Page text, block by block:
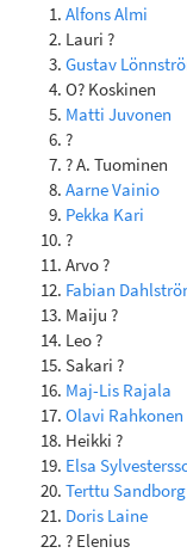
Alfons Almi
Lauri ?
Gustav
O? Koskinen
Matti Juvonen
?
? A. Tuominen
Aarne Vainio
Pekka Kari
?
Arvo ?
Fabian
Maiju ?
Leo ?
Sakari ?
Maj-Lis Rajala
Olavi Rahkonen
Heikki ?
Elsa
Terttu Sandborg
Doris Laine
? Elenius